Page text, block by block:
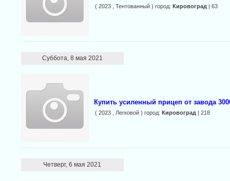
( 2023 , Тентованный ) город: Кировоград | 63
Суббота, 8 мая 2021
Купить усиленный прицеп от завода
( 2023 , Легковой ) город: Кировоград | 218
Четверг, 6 мая 2021